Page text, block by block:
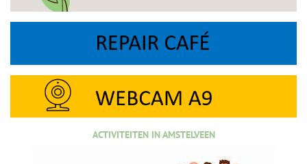
ACTIVITEITEN IN AMSTELVEEN